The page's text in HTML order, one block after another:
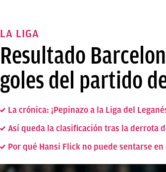
LA LIGA
Resultado
goles del partido
La crónica: ¡Pepinazo a la Liga del
Así queda la clasificación tras la derrota
Por qué Hansi Flick no puede sentarse